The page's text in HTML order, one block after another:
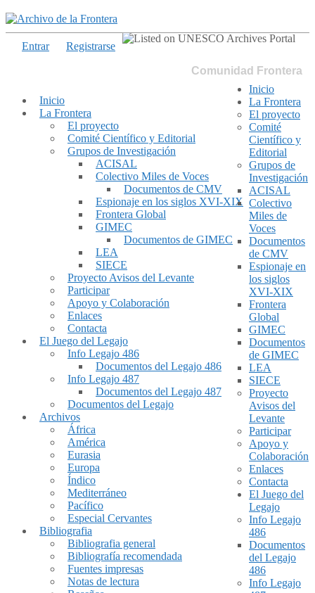
Comunidad Frontera
Inicio
La Frontera
El proyecto
Comité Científico y Editorial
Grupos de Investigación
ACISAL
Colectivo Miles de Voces
Documentos de CMV
Espionaje en los siglos XVI-XIX
Frontera Global
GIMEC
Documentos de GIMEC
LEA
SIECE
Proyecto Avisos del Levante
Participar
Apoyo y Colaboración
Enlaces
Contacta
El Juego del Legajo
Info Legajo 486
Documentos del Legajo 486
Info Legajo 487
Documentos del Legajo 487
Documentos del Legajo
Archivos
África
América
Eurasia
Europa
Índico
Mediterráneo
Pacífico
Especial Cervantes
Bibliografia
Bibliografia general
Bibliografía recomendada
Fuentes impresas
Notas de lectura
Entrar Registrarse
Inicio
La Frontera
El proyecto
Comité
Científico y
Editorial
Grupos de
Investigación
ACISAL
Colectivo
Miles de
Voces
Documentos
de CMV
Espionaje en
los siglos
XVI-XIX
Frontera
Global
GIMEC
Documentos
de GIMEC
LEA
SIECE
Proyecto
Avisos del
Levante
Participar
Apoyo y
Colaboración
Enlaces
Contacta
El Juego del
Legajo
Info Legajo
486
Documentos
del Legajo
486
Info Legajo